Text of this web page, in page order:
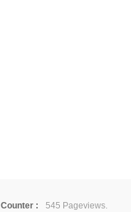
Counter :
545 Pageviews.